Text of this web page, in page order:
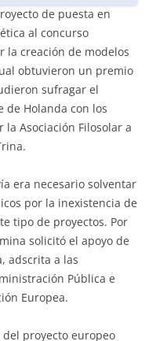
de puesta en
al concurso
la creación de modelos
obtuvieron un premio
sufragar el
Holanda con los
Asociación Filosolar a
era necesario solventar
por la inexistencia de
tipo de proyectos. Por
solicitó el apoyo de
adscrita a las
Pública e
Europea.
proyecto europeo